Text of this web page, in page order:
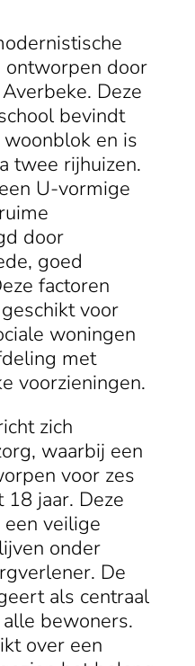
ontworpen door
Deze
bevindt
en is
twee rijhuizen.
U-vormige
door
goed
factoren
voor
woningen
met
voorzieningen.
zich
waarbij een
voor zes
jaar. Deze
veilige
onder
De
als centraal
bewoners.
over een